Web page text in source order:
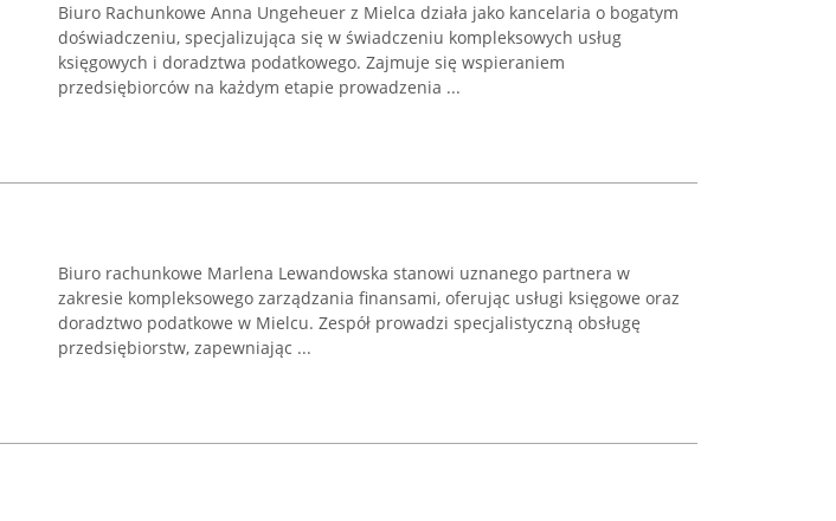
Biuro Rachunkowe Anna Ungeheuer z Mielca działa jako kancelaria o bogatym
doświadczeniu, specjalizująca się w świadczeniu kompleksowych usług
księgowych i doradztwa podatkowego. Zajmuje się wspieraniem
przedsiębiorców na każdym etapie prowadzenia ...
Biuro rachunkowe Marlena Lewandowska stanowi uznanego partnera w
zakresie kompleksowego zarządzania finansami, oferując usługi księgowe oraz
doradztwo podatkowe w Mielcu. Zespół prowadzi specjalistyczną obsługę
przedsiębiorstw, zapewniając ...